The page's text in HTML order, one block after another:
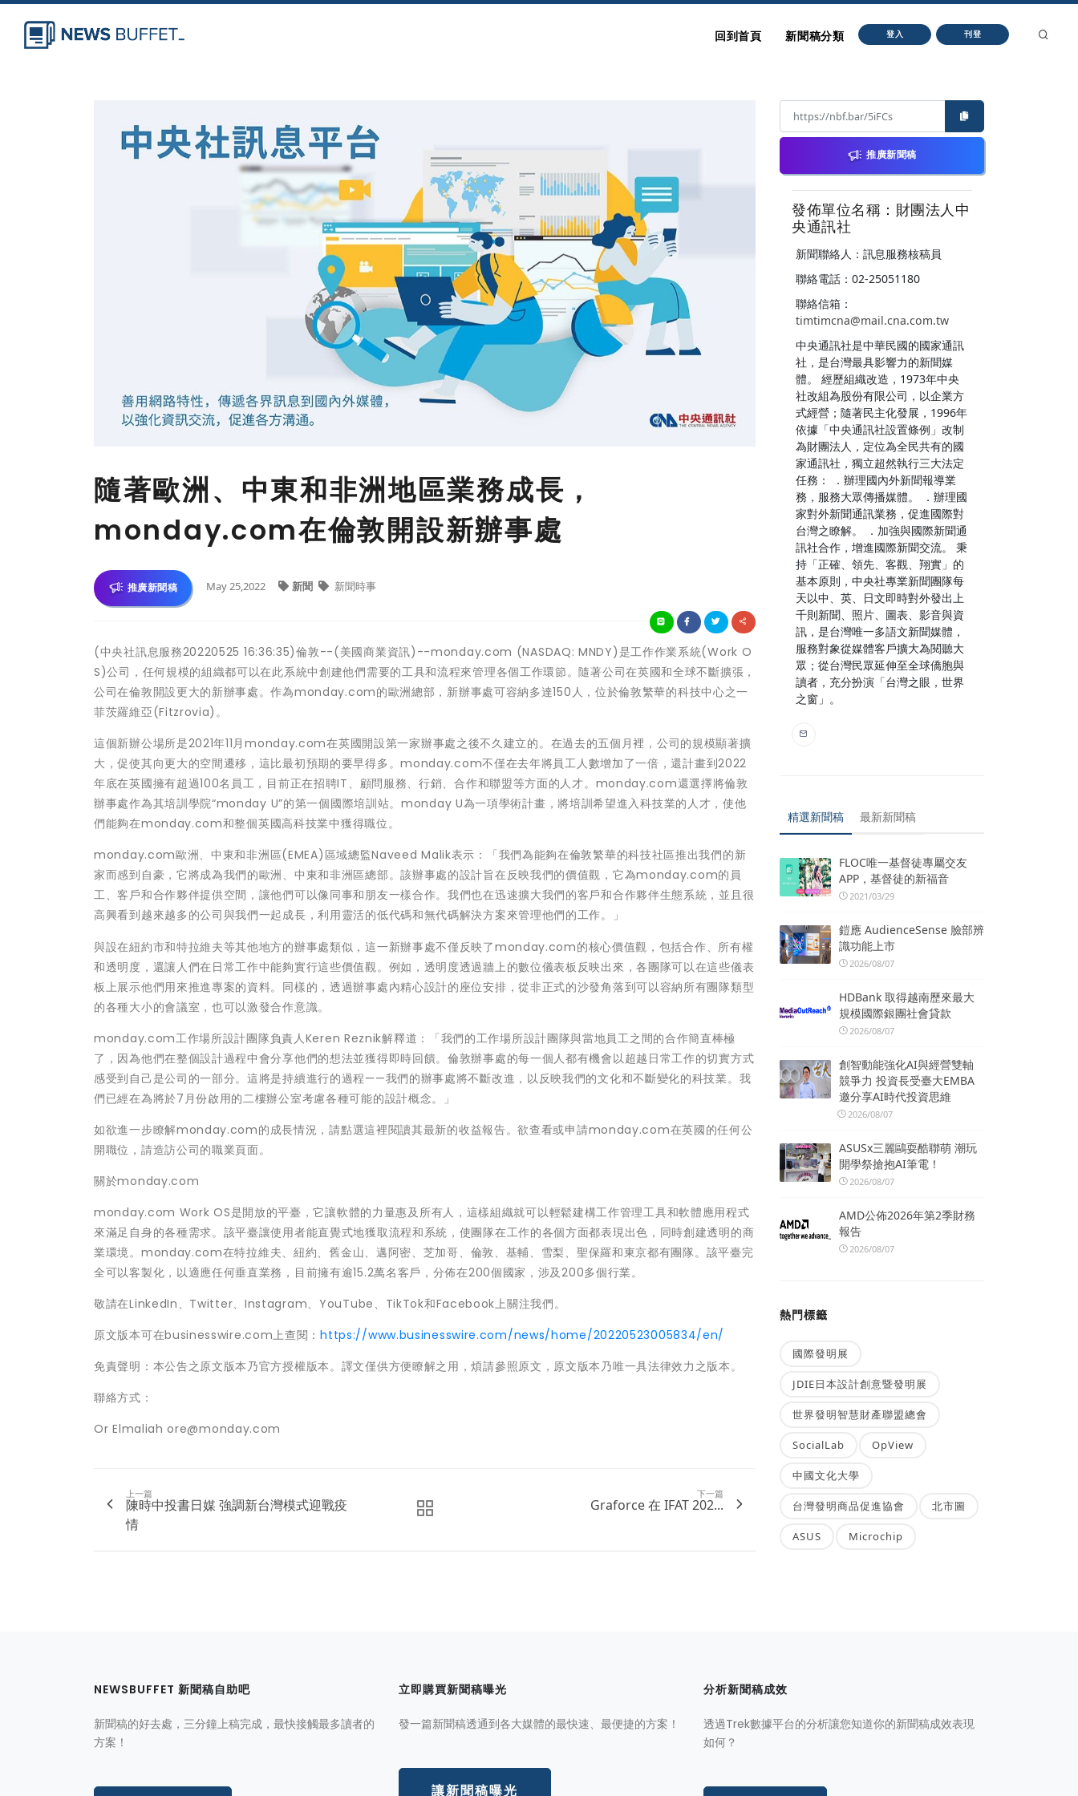
回到首頁 新聞稿分類 登入 刊登
隨著歐洲、中東和非洲地區業務成長，
monday.com在倫敦開設新辦事處
推廣新聞稿 May 25,2022 新聞 新聞時事
(中央社訊息服務20220525 16:36:35)倫敦--(美國商業資訊)--monday.com (NASDAQ: MNDY)是工作作業系統(Work O
S)公司，任何規模的組織都可以在此系統中創建他們需要的工具和流程來管理各個工作環節。隨著公司在英國和全球不斷擴張，
公司在倫敦開設更大的新辦事處。作為monday.com的歐洲總部，新辦事處可容納多達150人，位於倫敦繁華的科技中心之一
菲茨羅維亞(Fitzrovia)。
這個新辦公場所是2021年11月monday.com在英國開設第一家辦事處之後不久建立的。在過去的五個月裡，公司的規模顯著擴
大，促使其向更大的空間遷移，這比最初預期的要早得多。monday.com不僅在去年將員工人數增加了一倍，還計畫到2022
年底在英國擁有超過100名員工，目前正在招聘IT、顧問服務、行銷、合作和聯盟等方面的人才。monday.com還選擇將倫敦
辦事處作為其培訓學院“monday U”的第一個國際培訓站。monday U為一項學術計畫，將培訓希望進入科技業的人才，使他
們能夠在monday.com和整個英國高科技業中獲得職位。
monday.com歐洲、中東和非洲區(EMEA)區域總監Naveed Malik表示：「我們為能夠在倫敦繁華的科技社區推出我們的新
家而感到自豪，它將成為我們的歐洲、中東和非洲區總部。該辦事處的設計旨在反映我們的價值觀，它為monday.com的員
工、客戶和合作夥伴提供空間，讓他們可以像同事和朋友一樣合作。我們也在迅速擴大我們的客戶和合作夥伴生態系統，並且很
高興看到越來越多的公司與我們一起成長，利用靈活的低代碼和無代碼解決方案來管理他們的工作。」
與設在紐約市和特拉維夫等其他地方的辦事處類似，這一新辦事處不僅反映了monday.com的核心價值觀，包括合作、所有權
和透明度，還讓人們在日常工作中能夠實行這些價值觀。例如，透明度透過牆上的數位儀表板反映出來，各團隊可以在這些儀表
板上展示他們用來推進專案的資料。同樣的，透過辦事處內精心設計的座位安排，從非正式的沙發角落到可以容納所有團隊類型
的各種大小的會議室，也可以激發合作意識。
monday.com工作場所設計團隊負責人Keren Reznik解釋道：「我們的工作場所設計團隊與當地員工之間的合作簡直棒極
了，因為他們在整個設計過程中會分享他們的想法並獲得即時回饋。倫敦辦事處的每一個人都有機會以超越日常工作的切實方式
感受到自己是公司的一部分。這將是持續進行的過程——我們的辦事處將不斷改進，以反映我們的文化和不斷變化的科技業。我
們已經在為將於7月份啟用的二樓辦公室考慮各種可能的設計概念。」
如欲進一步瞭解monday.com的成長情況，請點選這裡閱讀其最新的收益報告。欲查看或申請monday.com在英國的任何公
開職位，請造訪公司的職業頁面。
關於monday.com
monday.com Work OS是開放的平臺，它讓軟體的力量惠及所有人，這樣組織就可以輕鬆建構工作管理工具和軟體應用程式
來滿足自身的各種需求。該平臺讓使用者能直覺式地獲取流程和系統，使團隊在工作的各個方面都表現出色，同時創建透明的商
業環境。monday.com在特拉維夫、紐約、舊金山、邁阿密、芝加哥、倫敦、基輔、雪梨、聖保羅和東京都有團隊。該平臺完
全可以客製化，以適應任何垂直業務，目前擁有逾15.2萬名客戶，分佈在200個國家，涉及200多個行業。
敬請在LinkedIn、Twitter、Instagram、YouTube、TikTok和Facebook上關注我們。
原文版本可在businesswire.com上查閱：https://www.businesswire.com/news/home/20220523005834/en/
免責聲明：本公告之原文版本乃官方授權版本。譯文僅供方便瞭解之用，煩請參照原文，原文版本乃唯一具法律效力之版本。
聯絡方式：
Or Elmaliah ore@monday.com
上一篇
陳時中投書日媒 強調新台灣模式迎戰疫
情
下一篇
Graforce 在 IFAT 202...
推廣新聞稿
發佈單位名稱：財團法人中
央通訊社
新聞聯絡人：訊息服務核稿員
聯絡電話：02-25051180
聯絡信箱：
timtimcna@mail.cna.com.tw
中央通訊社是中華民國的國家通訊
社，是台灣最具影響力的新聞媒
體。 經歷組織改造，1973年中央
社改組為股份有限公司，以企業方
式經營；隨著民主化發展，1996年
依據「中央通訊社設置條例」改制
為財團法人，定位為全民共有的國
家通訊社，獨立超然執行三大法定
任務： ．辦理國內外新聞報導業
務，服務大眾傳播媒體。 ．辦理國
家對外新聞通訊業務，促進國際對
台灣之瞭解。 ．加強與國際新聞通
訊社合作，增進國際新聞交流。 秉
持「正確、領先、客觀、翔實」的
基本原則，中央社專業新聞團隊每
天以中、英、日文即時對外發出上
千則新聞、照片、圖表、影音與資
訊，是台灣唯一多語文新聞媒體，
服務對象從媒體客戶擴大為閱聽大
眾；從台灣民眾延伸至全球僑胞與
讀者，充分扮演「台灣之眼，世界
之窗」。
精選新聞稿 最新新聞稿
FLOC唯一基督徒專屬交友
APP，基督徒的新福音
2021/03/29
鎧應 AudienceSense 臉部辨
識功能上市
2026/08/07
HDBank 取得越南歷來最大
規模國際銀團社會貸款
2026/08/07
創智動能強化AI與經營雙軸
競爭力 投資長受臺大EMBA
邀分享AI時代投資思維
2026/08/07
ASUSx三麗鷗耍酷聯萌 潮玩
開學祭搶抱AI筆電！
2026/08/07
AMD公佈2026年第2季財務
報告
2026/08/07
熱門標籤
國際發明展
JDIE日本設計創意暨發明展
世界發明智慧財產聯盟總會
SocialLab OpView
中國文化大學
台灣發明商品促進協會 北市圖
ASUS Microchip
NEWSBUFFET 新聞稿自助吧
新聞稿的好去處，三分鐘上稿完成，最快接觸最多讀者的
方案！
立即購買新聞稿曝光
發一篇新聞稿透通到各大媒體的最快速、最便捷的方案！
讓新聞稿曝光
分析新聞稿成效
透過Trek數據平台的分析讓您知道你的新聞稿成效表現
如何？